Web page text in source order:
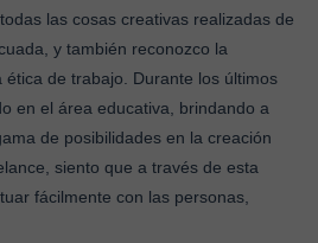
las cosas creativas realizadas de
y también reconozco la
de trabajo. Durante los últimos
en el área educativa, brindando a
de posibilidades en la creación
siento que a través de esta
fácilmente con las personas,